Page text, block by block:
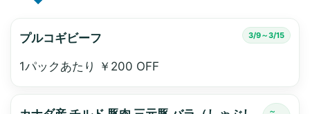
プルコギビーフ 3/9～3/15
1パックあたり ￥200 OFF
～